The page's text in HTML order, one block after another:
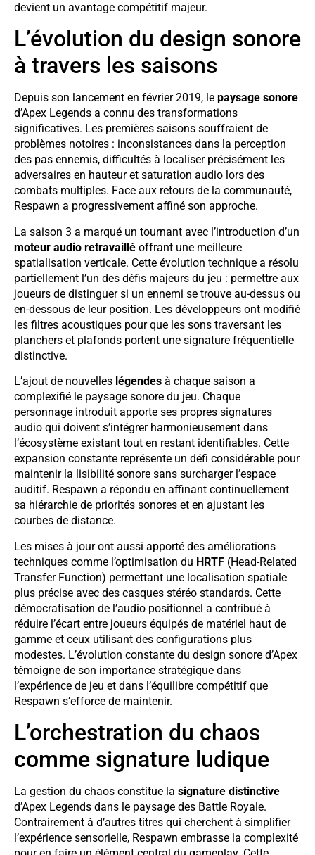
devient un avantage compétitif majeur.
L’évolution du design sonore
à travers les saisons
Depuis son lancement en février 2019, le paysage sonore
d’Apex Legends a connu des transformations
significatives. Les premières saisons souffraient de
problèmes notoires : inconsistances dans la perception
des pas ennemis, difficultés à localiser précisément les
adversaires en hauteur et saturation audio lors des
combats multiples. Face aux retours de la communauté,
Respawn a progressivement affiné son approche.
La saison 3 a marqué un tournant avec l’introduction d’un
moteur audio retravaillé offrant une meilleure
spatialisation verticale. Cette évolution technique a résolu
partiellement l’un des défis majeurs du jeu : permettre aux
joueurs de distinguer si un ennemi se trouve au-dessus ou
en-dessous de leur position. Les développeurs ont modifié
les filtres acoustiques pour que les sons traversant les
planchers et plafonds portent une signature fréquentielle
distinctive.
L’ajout de nouvelles légendes à chaque saison a
complexifié le paysage sonore du jeu. Chaque
personnage introduit apporte ses propres signatures
audio qui doivent s’intégrer harmonieusement dans
l’écosystème existant tout en restant identifiables. Cette
expansion constante représente un défi considérable pour
maintenir la lisibilité sonore sans surcharger l’espace
auditif. Respawn a répondu en affinant continuellement
sa hiérarchie de priorités sonores et en ajustant les
courbes de distance.
Les mises à jour ont aussi apporté des améliorations
techniques comme l’optimisation du HRTF (Head-Related
Transfer Function) permettant une localisation spatiale
plus précise avec des casques stéréo standards. Cette
démocratisation de l’audio positionnel a contribué à
réduire l’écart entre joueurs équipés de matériel haut de
gamme et ceux utilisant des configurations plus
modestes. L’évolution constante du design sonore d’Apex
témoigne de son importance stratégique dans
l’expérience de jeu et dans l’équilibre compétitif que
Respawn s’efforce de maintenir.
L’orchestration du chaos
comme signature ludique
La gestion du chaos constitue la signature distinctive
d’Apex Legends dans le paysage des Battle Royale.
Contrairement à d’autres titres qui cherchent à simplifier
l’expérience sensorielle, Respawn embrasse la complexité